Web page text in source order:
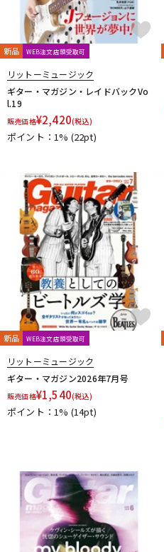
新品 WEB注文店頭受取可
リットーミュージック
ギター・マガジン・レイドバックVo
l.19
販売価格¥2,420(税込)
ポイント：1% (22pt)
新品 WEB注文店頭受取可
リットーミュージック
ギター・マガジン2026年7月号
販売価格¥1,540(税込)
ポイント：1% (14pt)